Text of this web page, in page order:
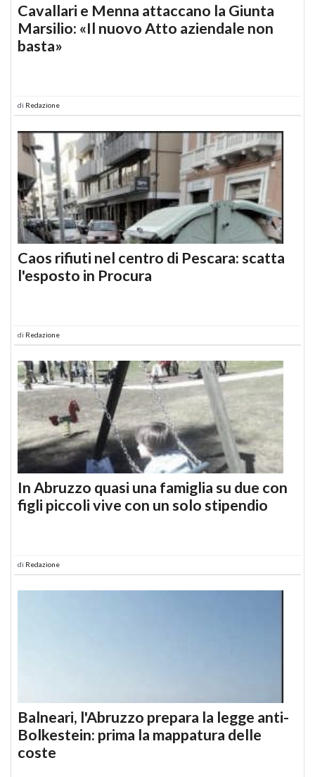
Cavallari e Menna attaccano la Giunta
Marsilio: «Il nuovo Atto aziendale non
basta»
di Redazione
Caos rifiuti nel centro di Pescara: scatta
l'esposto in Procura
di Redazione
In Abruzzo quasi una famiglia su due con
figli piccoli vive con un solo stipendio
di Redazione
Balneari, l'Abruzzo prepara la legge anti-
Bolkestein: prima la mappatura delle
coste